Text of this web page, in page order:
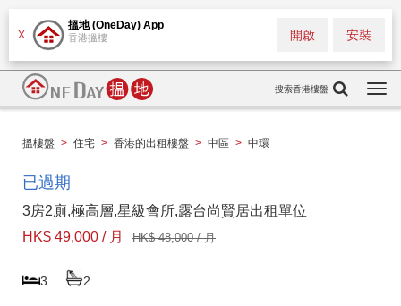
X
搵地 (OneDay) App
香港搵樓 安裝
開啟
搜索香港樓盤
搵樓盤 > 住宅 > 香港的出租樓盤 > 中區 > 中環
已過期
3房2廁,極高層,星級會所,露台尚賢居出租單位
HK$ 49,000 / 月
HK$ 48,000 / 月
3 2